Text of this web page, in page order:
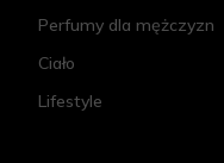
Perfumy dla mężczyzn
Ciało
Lifestyle